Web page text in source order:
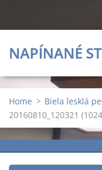
NAPÍNANÉ
Home > Biela lesklá
20160810_120321